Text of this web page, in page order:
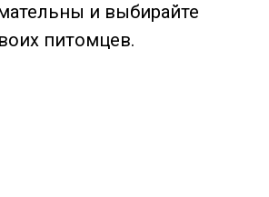
и выбирайте
питомцев.